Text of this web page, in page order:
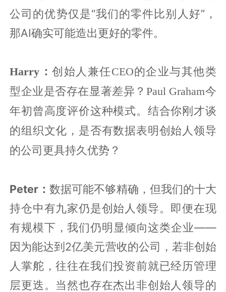
公司的优势仅是“我们的零件比别人好”，
那AI确实可能造出更好的零件。
Harry：创始人兼任CEO的企业与其他类
型企业是否存在显著差异？Paul Graham今
年初曾高度评价这种模式。结合你刚才谈
的组织文化，是否有数据表明创始人领导
的公司更具持久优势？
Peter：数据可能不够精确，但我们的十大
持仓中有九家仍是创始人领导。即便在现
有规模下，我们仍明显倾向这类企业——
因为能达到2亿美元营收的公司，若非创始
人掌舵，往往在我们投资前就已经历管理
层更迭。当然也存在杰出非创始人领导的